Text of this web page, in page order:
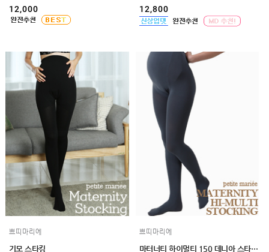
12,000 12,800
쁘띠마리에
기모 스타킹
쁘띠마리에
마터너티 하이멀티 150 데니아 스타킹(유발) 1종